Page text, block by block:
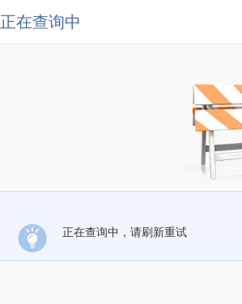
正在查询中
正在查询中，请刷新重试